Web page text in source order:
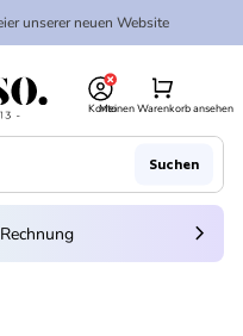
unserer neuen Website
Konto
Meinen Warenkorb ansehen
shopping_cart
Suchen
chevron_right